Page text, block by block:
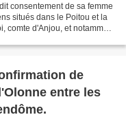
consentement de sa femme
situés dans le Poitou et la
comte d'Anjou, et notamment
de
entre les